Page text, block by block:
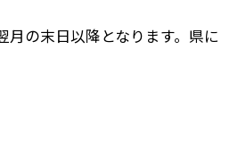
月の末日以降となります。県に